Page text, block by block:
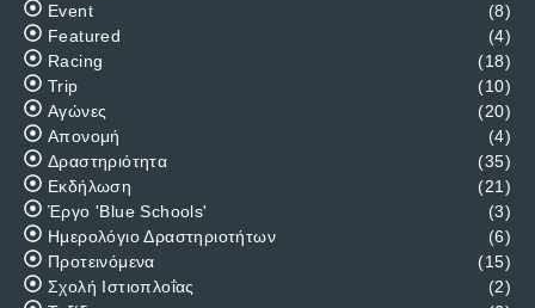
Event
(8)
Featured
(4)
Racing
(18)
Trip
(10)
Αγώνες
(20)
Απονομή
(4)
Δραστηριότητα
(35)
Εκδήλωση
(21)
Έργο 'Blue Schools'
(3)
Ημερολόγιο Δραστηριοτήτων
(6)
Προτεινόμενα
(15)
Σχολή Ιστιοπλοΐας
(2)